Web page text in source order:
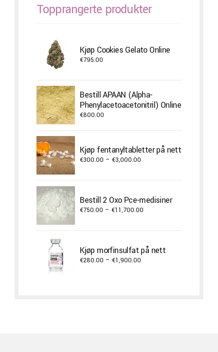
Topprangerte produkter
Kjøp Cookies Gelato Online
€795.00
Bestill APAAN (Alpha-
Phenylacetoacetonitril) Online
€800.00
Kjøp fentanyltabletter på nett
€300.00 – €3,000.00
€3,000.00
Bestill 2 Oxo Pce-medisiner
€750.00 – €11,700.00
€11,700.00
Kjøp morfinsulfat på nett
€280.00 – €1,900.00